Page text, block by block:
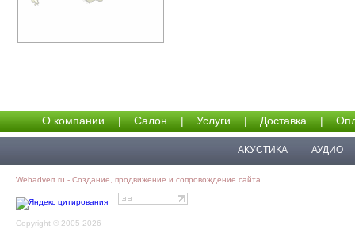
О компании | Салон | Услуги | Доставка |
АКУСТИКА АУДИО
Webadvert.ru - Создание, продвижение и сопровождение сайта
Copyright © 2005-2026